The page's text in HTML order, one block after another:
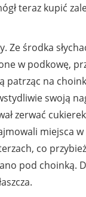
teraz kupić
Ze środka
w podkowę,
patrząc na
swoją
zerwać
miejsca
co
pod choinką.